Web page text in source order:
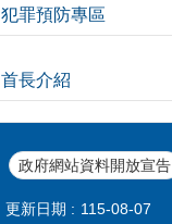
犯罪預防專區
首長介紹
政府網站資料開放宣告
更新日期 115-08-07